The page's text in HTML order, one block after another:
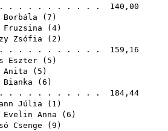
. . . . . . . . . . 140,00
Borbála ( 7 )
Fruzsina ( 4)
Zsófia ( 2 )
. . . . . . . . . . 159,16
Eszter ( 5 )
Anita ( 5 )
Bianka ( 6 )
. . . . . . . . . . 184,44
Júlia ( 1 )
Evelin Anna ( 6 )
Csenge ( 9 )